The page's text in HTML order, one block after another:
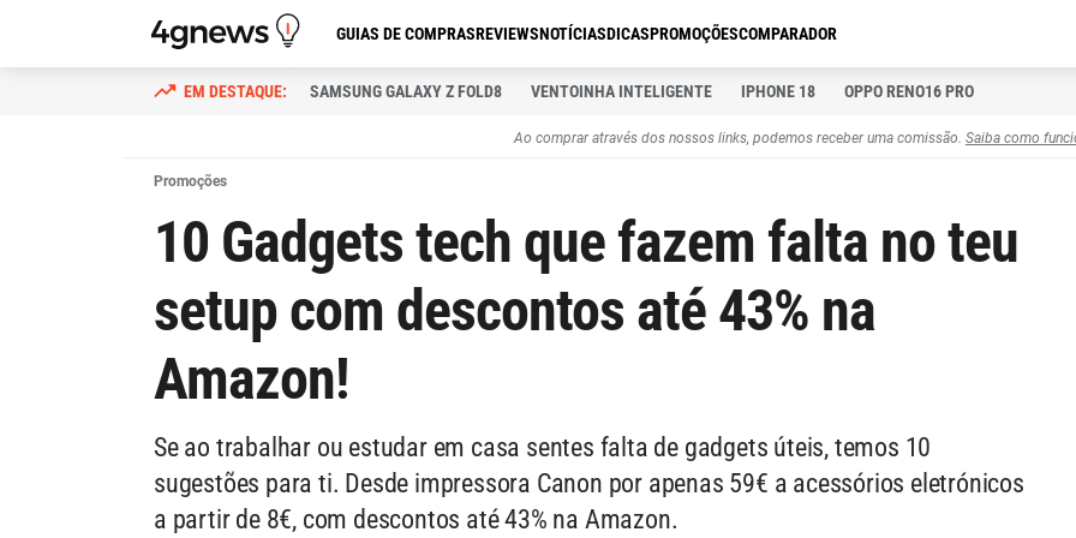
GUIAS DE COMPRASREVIEWSNOTÍCIASDICASPROMOÇÕESCOMPARADOR
SAMSUNG GALAXY Z FOLD8 VENTOINHA INTELIGENTE IPHONE 18 OPPO RENO16 PRO
Ao comprar através dos nossos links, podemos receber uma comissão. Saiba como
Promoções
10 Gadgets tech que fazem falta no teu
setup com descontos até 43% na
Amazon!
Se ao trabalhar ou estudar em casa sentes falta de gadgets úteis, temos 10
sugestões para ti. Desde impressora Canon por apenas 59€ a acessórios eletrónicos
a partir de 8€, com descontos até 43% na Amazon.